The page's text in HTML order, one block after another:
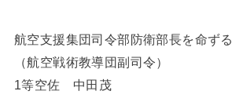
航空支援集団司令部防衛部長を命ずる
（航空戦術教導団副司令）
1等空佐 中田茂